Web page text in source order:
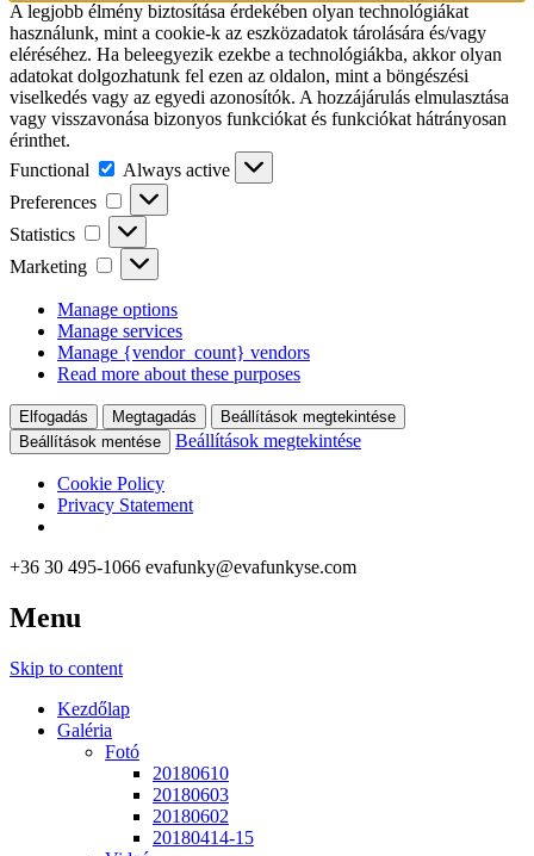
A legjobb élmény biztosítása érdekében olyan technológiákat
használunk, mint a cookie-k az eszközadatok tárolására és/vagy
eléréséhez. Ha beleegyezik ezekbe a technológiákba, akkor olyan
adatokat dolgozhatunk fel ezen az oldalon, mint a böngészési
viselkedés vagy az egyedi azonosítók. A hozzájárulás elmulasztása
vagy visszavonása bizonyos funkciókat és funkciókat hátrányosan
érinthet.
Functional
Functional
Always active
Preferences
Preferences
Statistics Statistics
Marketing Marketing
Manage options
Manage services
Manage {vendor_count} vendors
Read more about these purposes
Elfogadás Megtagadás
Beállítások megtekintése
Beállítások mentése
Beállítások megtekintése
Cookie Policy
Privacy Statement
+36 30 495-1066 evafunky@evafunkyse.com
Táncversenye
Ritmuscsapatok Országos Táncversenye és a Hip-Hop Unite
Menu
Skip to content
Kezdőlap
Galéria
Fotó
20180610
20180603
20180602
20180414-15